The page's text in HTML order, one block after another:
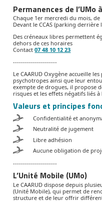
Permanences de l’UMo
Chaque 1er mercredi du mois, de
Devant le CCAS (parking
Des créneaux libres permettent
dehors de ces horaires
Contact07 48 10 12 23
----------------------
Le CAARUD Oxygène accueille
psychotropes ainsi que leur
exempte de drogues, il propose
risques et les effets négatifs liés
Valeurs et principes
Confidentialité et
Neutralité de jugement
Libre adhésion
Aucune obligation de
----------------------
L’Unité Mobile (UMo)
Le CAARUD dispose depuis
(Unité Mobile), qui permet de
structure et de leur offrir